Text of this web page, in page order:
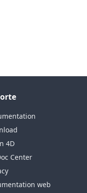
4D
Center
web